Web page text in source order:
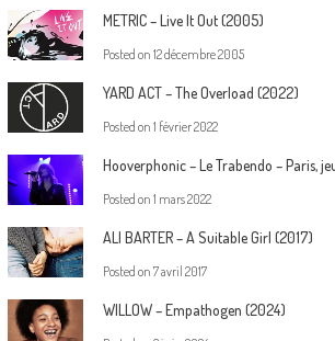
METRIC – Live It Out (2005)
Posted on 12 décembre 2005
YARD ACT – The Overload (2022)
Posted on 1 février 2022
Hooverphonic – Le Trabendo – Paris,
Posted on 1 mars 2022
ALI BARTER – A Suitable Girl (2017)
Posted on 7 avril 2017
WILLOW – Empathogen (2024)